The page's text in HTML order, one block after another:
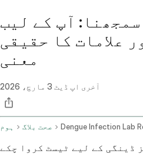
آپ کے لیب
علامات کا حقیقی
معنی
آخری اپ ڈیٹ 3 مارچ، 2026
ہوم صحت بلاگ
ڈینگی کے لیے ٹیسٹ کروا چکے